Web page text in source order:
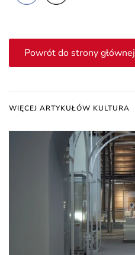
Powrót do strony głównej
WIĘCEJ ARTYKUŁÓW KULTURA